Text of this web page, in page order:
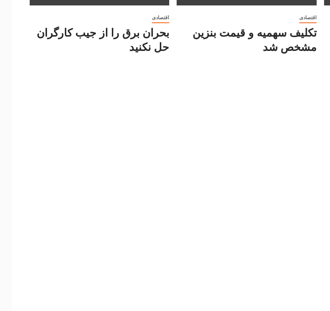
اقتصادی
تکلیف سهمیه و قیمت بنزین
مشخص شد
اقتصادی
بحران برق را از جیب کارگران
حل نکنید